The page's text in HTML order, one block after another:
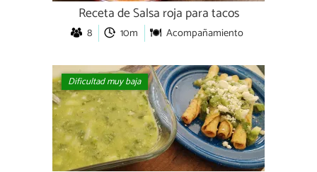
Receta de Salsa roja para tacos
8 10m Acompañamiento
Dificultad muy baja